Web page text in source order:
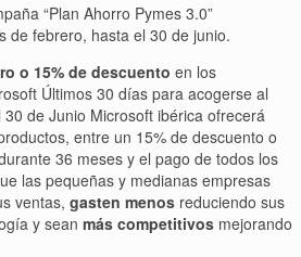
“Plan Ahorro Pymes 3.0”
de febrero, hasta el 30 de junio.
o 15% de descuento en los
Últimos 30 días para acogerse al
de Junio Microsoft ibérica ofrecerá
entre un 15% de descuento o
36 meses y el pago de todos los
las pequeñas y medianas empresas
ventas, gasten menos reduciendo sus
y sean más competitivos mejorando